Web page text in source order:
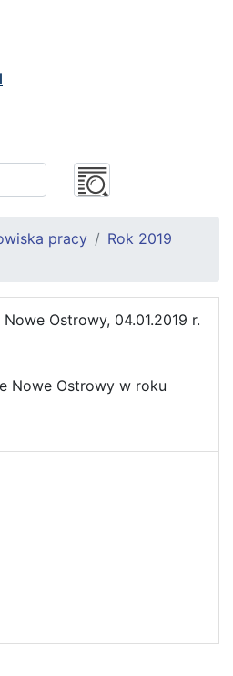
pracy
Rok 2019
Nowe Ostrowy, 04.01.2019 r.
Nowe Ostrowy w roku